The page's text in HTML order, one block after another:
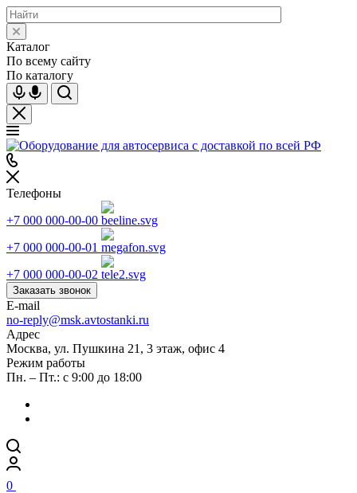
Каталог
По всему сайту
По каталогу
Телефоны
+7 000 000-00-00
+7 000 000-00-01
+7 000 000-00-02
Заказать звонок
E-mail
no-reply@msk.avtostanki.ru
Адрес
Москва, ул. Пушкина 21, 3 этаж, офис 4
Режим работы
Пн. – Пт.: с 9:00 до 18:00
0